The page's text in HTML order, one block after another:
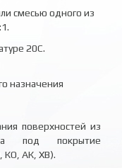
смесью одного из
20С.
назначения
поверхностей из
под покрытие
КО, АК, ХВ).